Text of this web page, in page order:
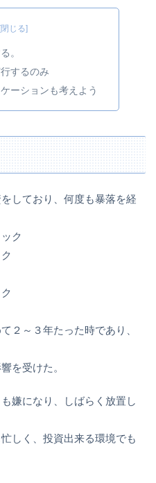
。
するのみ
ーションも考えよう
しており、何度も暴落を経
ク
２～３年たった時であり、
を受けた。
嫌になり、しばらく放置し
しく、投資出来る環境でも